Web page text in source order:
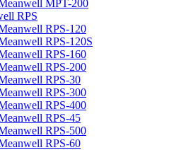
MPT-200
RPS
RPS-120
RPS-120S
RPS-160
RPS-200
RPS-30
RPS-300
RPS-400
RPS-45
RPS-500
RPS-60